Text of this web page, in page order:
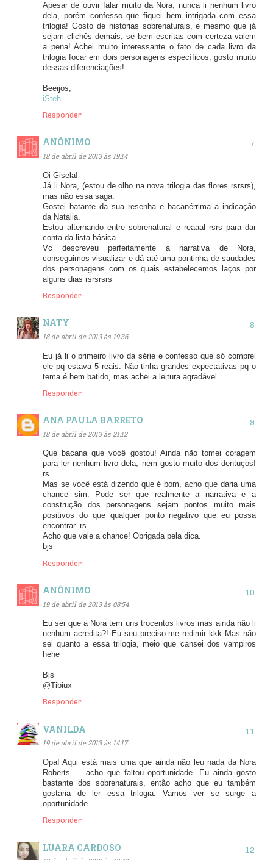
Apesar de ouvir falar muito da Nora, nunca li nenhum livro
dela, porém confesso que fiquei bem intrigada com essa
trilogia! Gosto de histórias sobrenaturais, e mesmo que já
sejam clichês demais, se bem escritas com certeza valem
a pena! Achei muito interessante o fato de cada livro da
trilogia focar em dois personagens específicos, gosto muito
dessas diferenciações!
Beeijos,
iSteh
Responder
ANÔNIMO
18 de abril de 2013 às 19:14
Oi Gisela!
Já li Nora, (estou de olho na nova trilogia das flores rsrsrs),
mas não essa saga.
Gostei batante da sua resenha e bacanérrima a indicação
da Natalia.
Estou alternando entre sobrenatural e reaaal rsrs para dar
conta da lista básica.
Vc descreveu perfeitamente a narrativa de Nora,
conseguimos visualizar e dá até uma pontinha de saudades
dos personagens com os quais estabelecemos laços por
alguns dias rsrsrsrs
Responder
NATY
18 de abril de 2013 às 19:36
Eu já li o primeiro livro da série e confesso que só comprei
ele pq estava 5 reais. Não tinha grandes expectativas pq o
tema é bem batido, mas achei a leitura agradável.
Responder
ANA PAULA BARRETO
18 de abril de 2013 às 21:12
Que bacana que você gostou! Ainda não tomei coragem
para ler nenhum livro dela, nem gosto muito dos dentuços!
rs
Mas se você está dizendo que é bom, acho que daria uma
chance sim. Pode ser que realmente a narrativa e a
construção dos personagens sejam pontos muito mais
positivos do que qualquer ponto negativo que eu possa
encontrar. rs
Acho que vale a chance! Obrigada pela dica.
bjs
Responder
ANÔNIMO
19 de abril de 2013 às 08:54
Eu sei que a Nora tem uns trocentos livros mas ainda não li
nenhum acredita?! Eu seu preciso me redimir kkk Mas não
sei quanto a essa trilogia, meio que cansei dos vampiros
hehe
Bjs
@Tibiux
Responder
VANILDA
19 de abril de 2013 às 14:17
Opa! Aqui está mais uma que ainda não leu nada da Nora
Roberts ... acho que faltou oportunidade. Eu ainda gosto
bastante dos sobrenaturais, então acho que eu também
gostaria de ler essa trilogia. Vamos ver se surge a
oportunidade.
Responder
LUARA CARDOSO